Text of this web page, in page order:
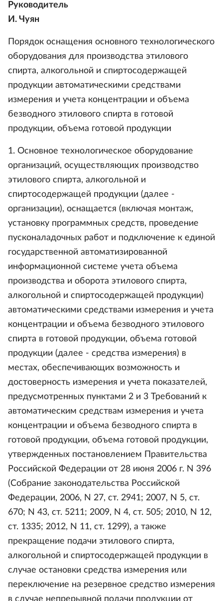
Руководитель
И. Чуян
Порядок оснащения основного технологического
оборудования для производства этилового
спирта, алкогольной и спиртосодержащей
продукции автоматическими средствами
измерения и учета концентрации и объема
безводного этилового спирта в готовой
продукции, объема готовой продукции
1. Основное технологическое оборудование
организаций, осуществляющих производство
этилового спирта, алкогольной и
спиртосодержащей продукции (далее -
организации), оснащается (включая монтаж,
установку программных средств, проведение
пусконаладочных работ и подключение к единой
государственной автоматизированной
информационной системе учета объема
производства и оборота этилового спирта,
алкогольной и спиртосодержащей продукции)
автоматическими средствами измерения и учета
концентрации и объема безводного этилового
спирта в готовой продукции, объема готовой
продукции (далее - средства измерения) в
местах, обеспечивающих возможность и
достоверность измерения и учета показателей,
предусмотренных пунктами 2 и 3 Требований к
автоматическим средствам измерения и учета
концентрации и объема безводного спирта в
готовой продукции, объема готовой продукции,
утвержденных постановлением Правительства
Российской Федерации от 28 июня 2006 г. N 396
(Собрание законодательства Российской
Федерации, 2006, N 27, ст. 2941; 2007, N 5, ст.
670; N 43, ст. 5211; 2009, N 4, ст. 505; 2010, N 12,
ст. 1335; 2012, N 11, ст. 1299), а также
прекращение подачи этилового спирта,
алкогольной и спиртосодержащей продукции в
случае остановки средства измерения или
переключение на резервное средство измерения
в случае непрерывной подачи продукции от